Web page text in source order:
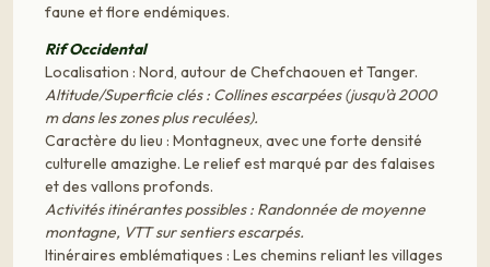
faune et flore endémiques.
Rif Occidental
Localisation : Nord, autour de Chefchaouen et Tanger.
Altitude/Superficie clés : Collines escarpées (jusqu'à 2000
m dans les zones plus reculées).
Caractère du lieu : Montagneux, avec une forte densité
culturelle amazighe. Le relief est marqué par des falaises
et des vallons profonds.
Activités itinérantes possibles : Randonnée de moyenne
montagne, VTT sur sentiers escarpés.
Itinéraires emblématiques : Les chemins reliant les villages